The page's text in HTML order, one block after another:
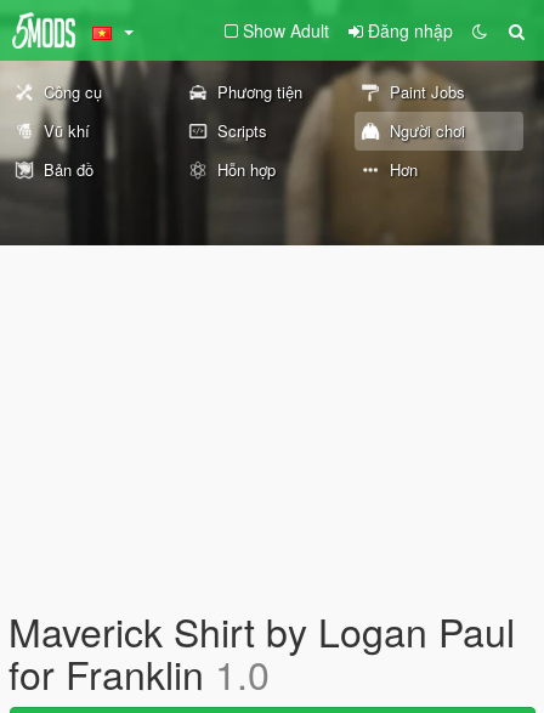
Show Adult Đăng nhập
Công cụ Phương tiện
Paint Jobs
Vũ khí
Scripts
Người chơi
Bản đồ
Hỗn hợp Hơn
Maverick Shirt by Logan Paul
for Franklin 1.0